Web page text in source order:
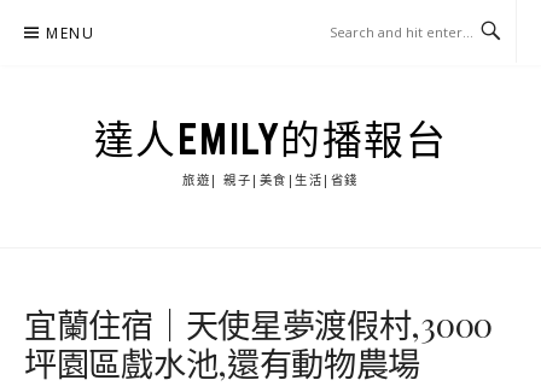
MENU
達人EMILY的播報台
旅遊| 親子|美食|生活|省錢
宜蘭住宿｜天使星夢渡假村,3000
坪園區戲水池,還有動物農場